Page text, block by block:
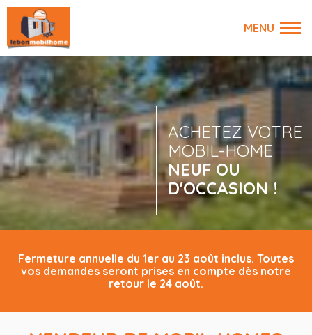
ACHETEZ VOTRE
MOBIL-HOME
NEUF OU
D'OCCASION !
Fermeture annuelle du 1er au 23 août inclus. Toutes
vos demandes seront prises en compte dès notre
retour le 24 août.